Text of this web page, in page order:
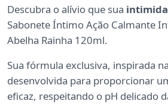
Descubra o alívio que sua
Sabonete Íntimo Ação Calmante
Abelha Rainha 120ml.
Sua fórmula exclusiva, inspirada na
desenvolvida para proporcionar
eficaz, respeitando o pH delicado